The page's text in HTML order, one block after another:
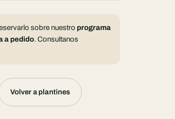
sobre nuestro programa
a pedido. Consultanos
Volver a plantines